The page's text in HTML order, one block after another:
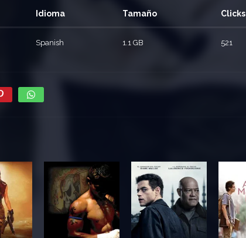
Idioma Tamaño Clicks
Spanish 1.1 GB 521